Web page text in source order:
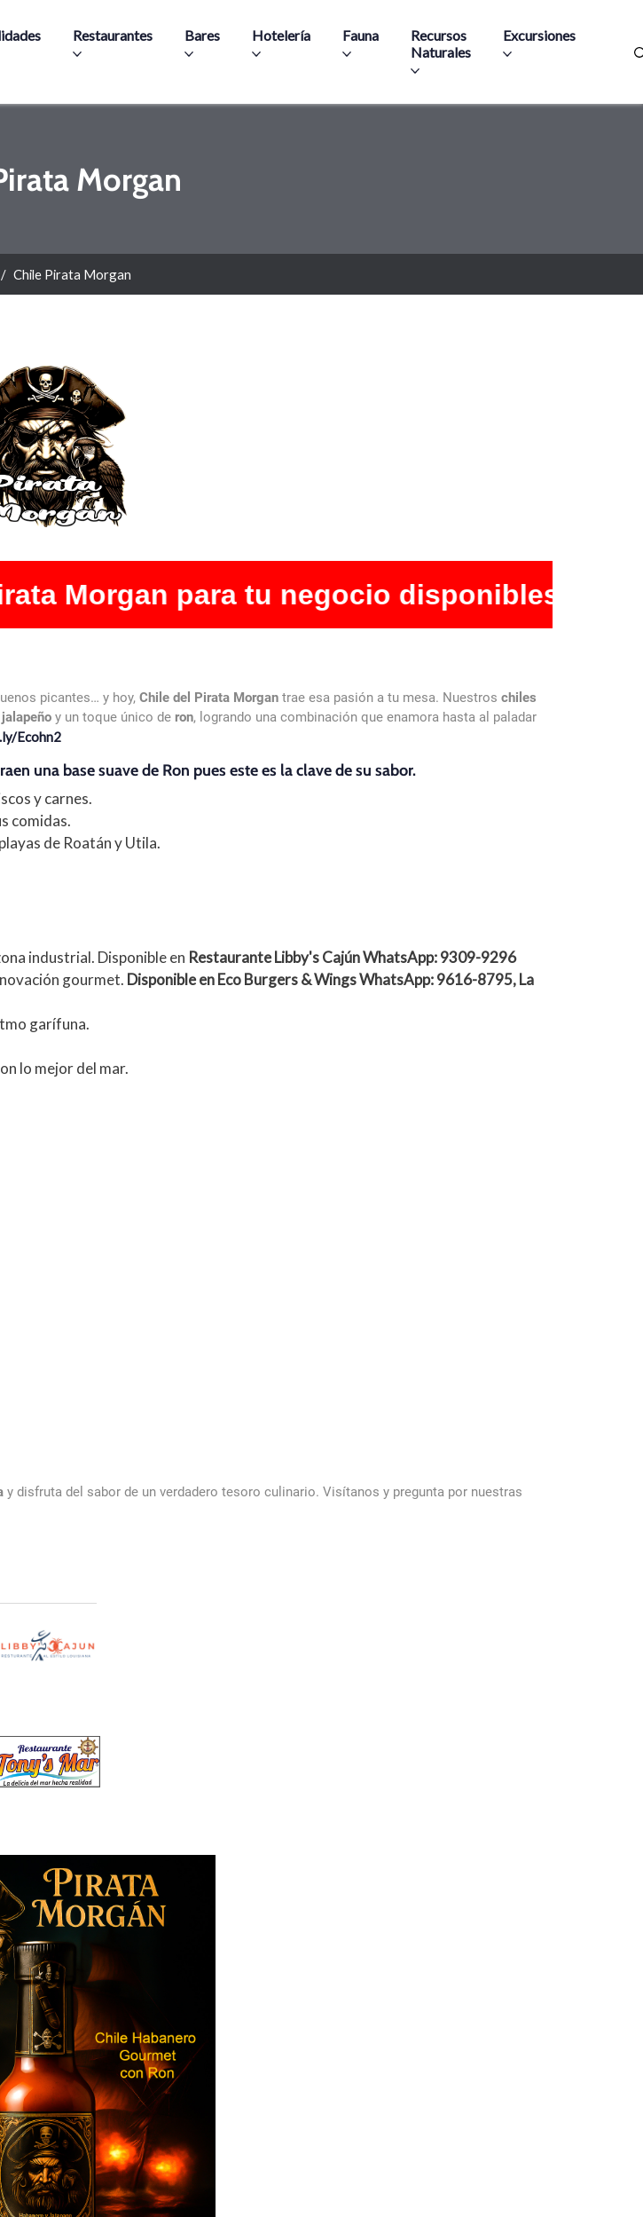
Restaurantes Bares Hotelería Fauna
Recursos
Naturales
Excursiones
Morgan
Chile Pirata Morgan
para tu negocio disponibles al 88400305
picantes… y hoy, Chile del Pirata Morgan trae esa pasión a tu mesa. Nuestros chiles
y un toque único de ron, logrando una combinación que enamora hasta al paladar
Ecohn2
una base suave de Ron pues este es la clave de su sabor.
y carnes.
comidas.
de Roatán y Utila.
industrial. Disponible en Restaurante Libby's Cajún WhatsApp: 9309-9296
gourmet. Disponible en Eco Burgers & Wings WhatsApp: 9616-8795, La
garífuna.
lo mejor del mar.
y disfruta del sabor de un verdadero tesoro culinario. Visítanos y pregunta por nuestras